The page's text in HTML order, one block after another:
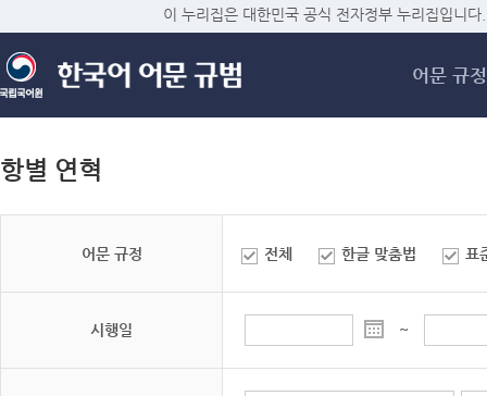
메
이 누리집은 대한민국 공식 전자정부 누리집입니다.
어문 규정
항별 연혁
어문 규정 전체 한글 맞춤법 표
시행일 ~